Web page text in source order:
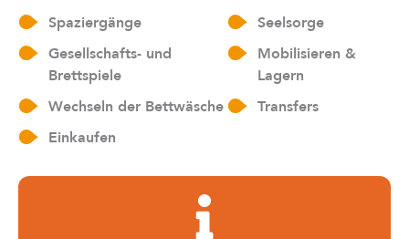
Spaziergänge
Gesellschafts- und
Brettspiele
Wechseln der Bettwäsche
Einkaufen
Seelsorge
Mobilisieren &
Lagern
Transfers